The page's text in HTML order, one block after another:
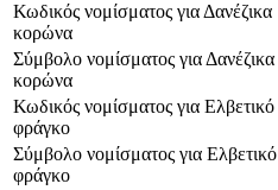
Κωδικός νομίσματος για Δανέζικα
κορώνα
Σύμβολο νομίσματος για Δανέζικα
κορώνα
Κωδικός νομίσματος για Ελβετικό
φράγκο
Σύμβολο νομίσματος για Ελβετικό
φράγκο